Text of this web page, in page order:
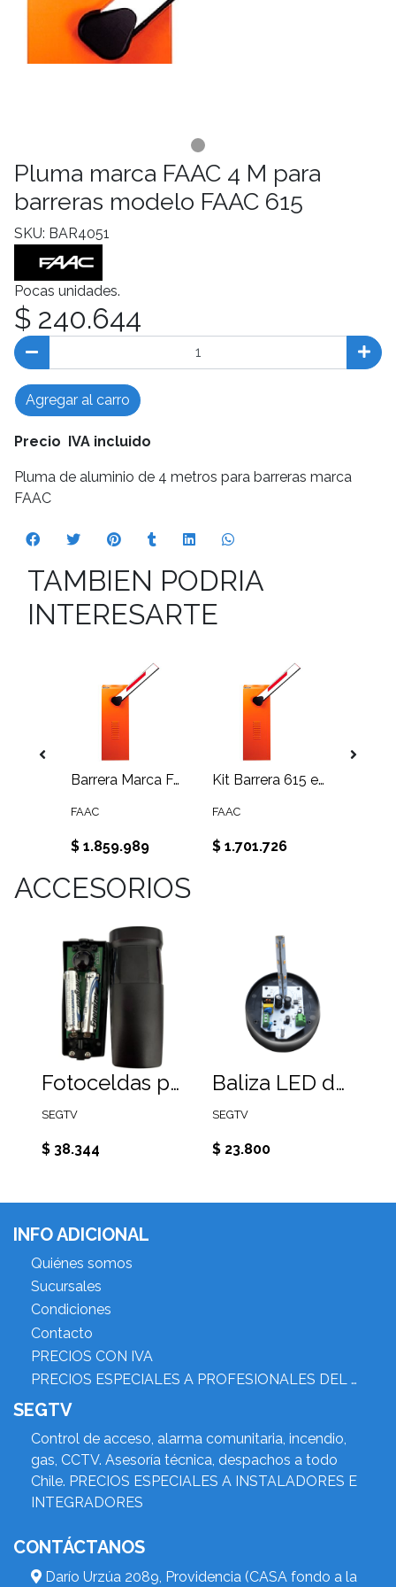
Pluma marca FAAC 4 M para
barreras modelo FAAC 615
SKU: BAR4051
Pocas unidades.
$ 240.644
Agregar al carro
Precio IVA incluido
Pluma de aluminio de 4 metros para barreras marca
FAAC
TAMBIEN PODRIA
INTERESARTE
Barrera Marca FAAC. modelo 615 rápida hidráulica pluma hasta 2,5mt
FAAC
$ 1.859.989
Kit Barrera 615 estandar hidraulica New pluma hasta 4 mt
FAAC
$ 1.701.726
ACCESORIOS
Fotoceldas para portones receptor cableado, Transmisor con batería.
SEGTV
$ 38.344
Baliza LED destellante AC/DC 12 a 265
SEGTV
$ 23.800
INFO ADICIONAL
Quiénes somos
Sucursales
Condiciones
Contacto
PRECIOS CON IVA
PRECIOS ESPECIALES A PROFESIONALES DEL RUBRO
SEGTV
Control de acceso, alarma comunitaria, incendio,
gas, CCTV. Asesoría técnica, despachos a todo
Chile. PRECIOS ESPECIALES A INSTALADORES E
INTEGRADORES
CONTÁCTANOS
Darío Urzúa 2089, Providencia (CASA fondo a la